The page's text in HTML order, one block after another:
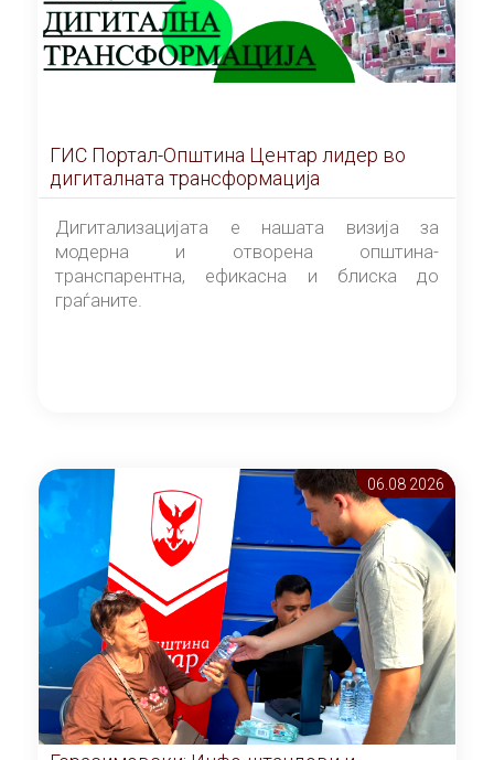
ГИС Портал-Општина Центар лидер во
дигиталната трансформација
Дигитализацијата е нашата визија за
модерна и отворена општина-
транспарентна, ефикасна и блиска до
граѓаните.
06.08 2026